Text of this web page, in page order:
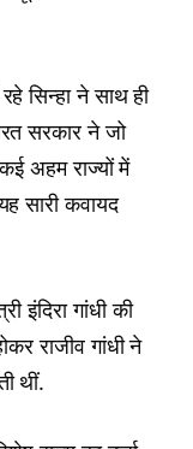
सिन्हा ने साथ ही
सरकार ने जो
अहम राज्यों में
सारी कवायद
इंदिरा गांधी की
राजीव गांधी ने
थीं.